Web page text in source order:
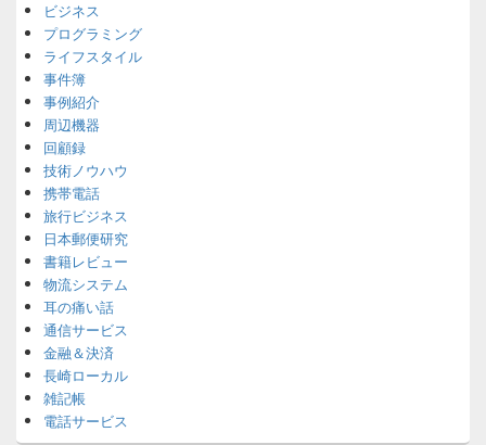
ビジネス
プログラミング
ライフスタイル
事件簿
事例紹介
周辺機器
回顧録
技術ノウハウ
携帯電話
旅行ビジネス
日本郵便研究
書籍レビュー
物流システム
耳の痛い話
通信サービス
金融＆決済
長崎ローカル
雑記帳
電話サービス